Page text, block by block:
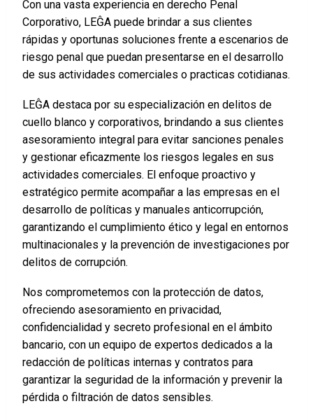
Con una vasta experiencia en derecho Penal
Corporativo, LEĜA puede brindar a sus clientes
rápidas y oportunas soluciones frente a escenarios de
riesgo penal que puedan presentarse en el desarrollo
de sus actividades comerciales o practicas cotidianas.
LEĜA destaca por su especialización en delitos de
cuello blanco y corporativos, brindando a sus clientes
asesoramiento integral para evitar sanciones penales
y gestionar eficazmente los riesgos legales en sus
actividades comerciales. El enfoque proactivo y
estratégico permite acompañar a las empresas en el
desarrollo de políticas y manuales anticorrupción,
garantizando el cumplimiento ético y legal en entornos
multinacionales y la prevención de investigaciones por
delitos de corrupción.
Nos comprometemos con la protección de datos,
ofreciendo asesoramiento en privacidad,
confidencialidad y secreto profesional en el ámbito
bancario, con un equipo de expertos dedicados a la
redacción de políticas internas y contratos para
garantizar la seguridad de la información y prevenir la
pérdida o filtración de datos sensibles.